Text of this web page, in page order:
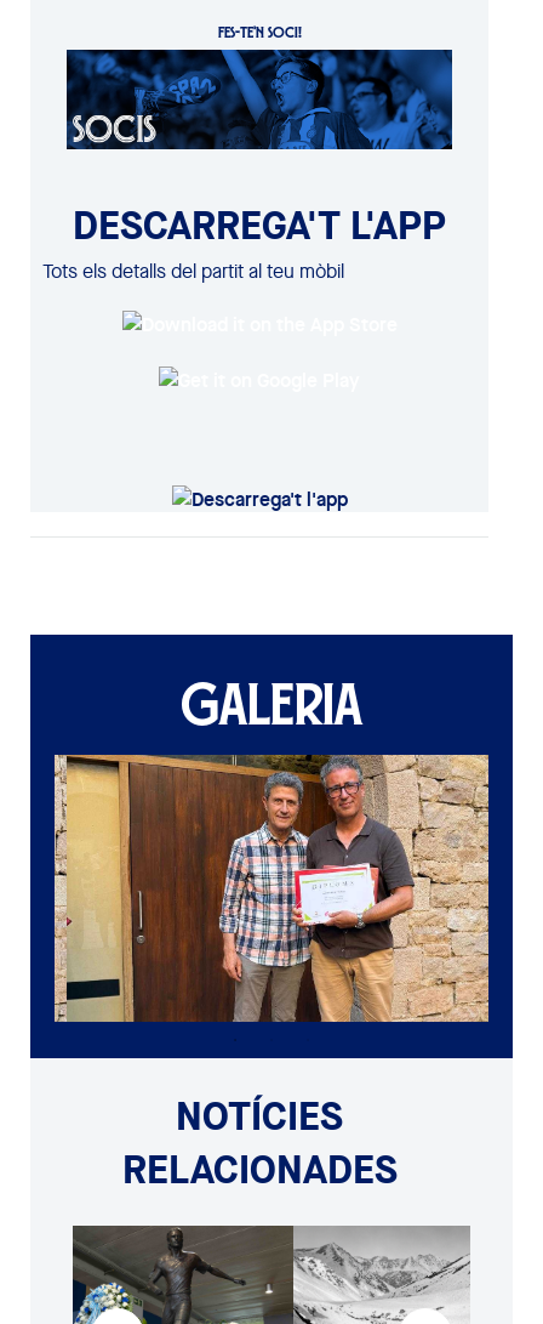
FES-TE'N SOCI!
DESCARREGA'T L'APP
Tots els detalls del partit al teu mòbil
GALERIA
NOTÍCIES
RELACIONADES